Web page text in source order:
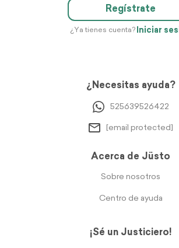
Regístrate
¿Ya tienes cuenta? Iniciar
¿Necesitas ayuda?
525639526422
[email protected]
Acerca de Jüsto
Sobre nosotros
Centro de ayuda
¡Sé un Justiciero!